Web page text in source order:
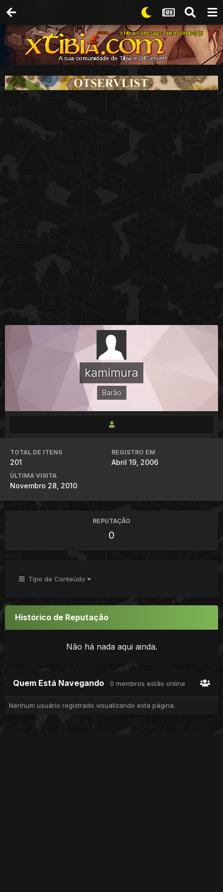
kamimura
Barão
TOTAL DE ITENS
201
REGISTRO EM
Abril 19, 2006
ÚLTIMA VISITA
Novembro 28, 2010
REPUTAÇÃO
0
Tipo de Conteúdo
Histórico de Reputação
Não há nada aqui ainda.
Quem Está Navegando 0 membros estão online
Nenhum usuário registrado visualizando esta página.